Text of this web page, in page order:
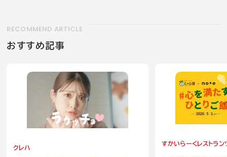
RECOMMEND ARTICLE
おすすめ記事
クレハ すかいらーくレストラン